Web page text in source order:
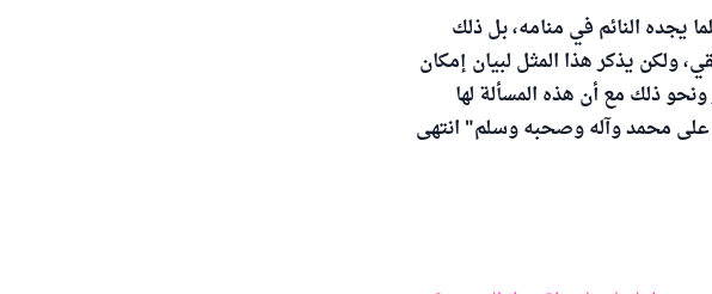
يجده النائم في منامه، بل ذلك
ولكن يذكر هذا المثل لبيان إمكان
ذلك مع أن هذه المسألة لها
على محمد وآله وصحبه وسلم" انتهى